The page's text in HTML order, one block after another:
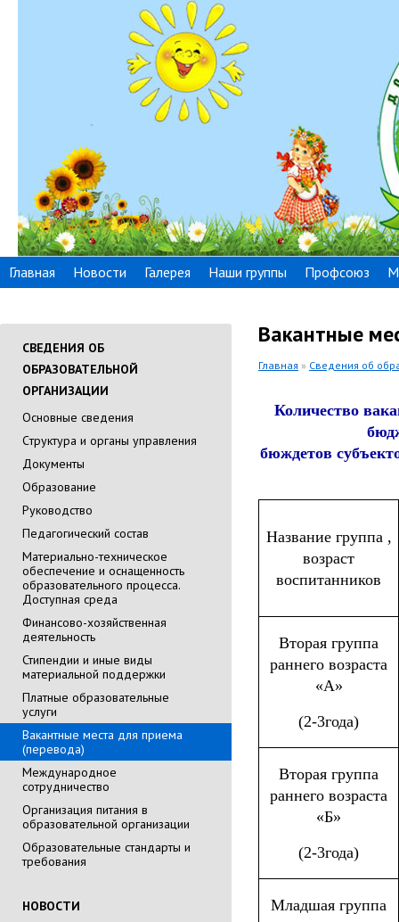
Главная Новости Галерея Наши группы Профсоюз
СВЕДЕНИЯ ОБ
ОБРАЗОВАТЕЛЬНОЙ
ОРГАНИЗАЦИИ
Основные сведения
Cтруктура и органы управления
Документы
Образование
Руководство
Педагогический состав
Материально-техническое
обеспечение и оснащенность
образовательного процесса.
Доступная среда
Финансово-хозяйственная
деятельность
Стипендии и иные виды
материальной поддержки
Платные образовательные
услуги
Вакантные места для приема
(перевода)
Международное
сотрудничество
Организация питания в
образовательной организации
Образовательные стандарты и
требования
НОВОСТИ
Вакантные
Главная » Сведения об
Количество
бюждетов
Название группа ,
возраст
воспитанников
Вторая группа
раннего возраста
«А»
(2-3года)
Вторая группа
раннего возраста
«Б»
(2-3года)
Младшая группа